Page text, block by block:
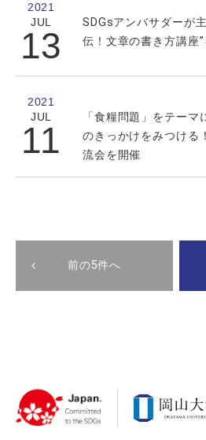
2021
JUL
13
SDGsアンバサダーが
伝！文章の書き方講座
2021
JUL
11
「食糧問題」をテー
のきっかけをみつけ
流会を開催
前の5件へ